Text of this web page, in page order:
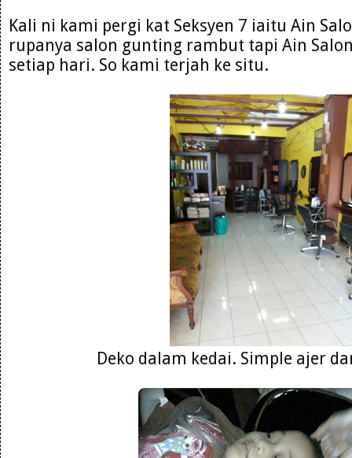
Kali ni kami pergi kat Seksyen 7 iaitu Ain
rupanya salon gunting rambut tapi Ain
setiap hari. So kami terjah ke situ.
Deko dalam kedai. Simple ajer